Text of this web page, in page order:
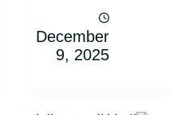
December
9, 2025